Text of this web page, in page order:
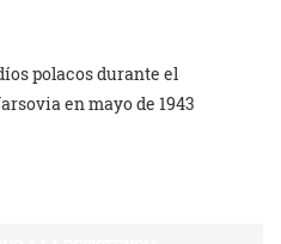
polacos durante el
en mayo de 1943